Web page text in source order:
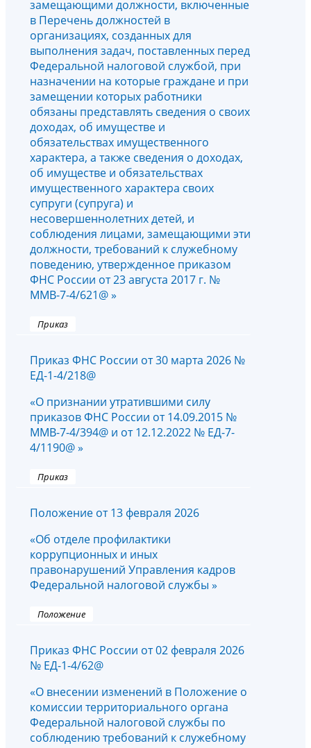
замещающими должности, включенные
в Перечень должностей в
организациях, созданных для
выполнения задач, поставленных перед
Федеральной налоговой службой, при
назначении на которые граждане и при
замещении которых работники
обязаны представлять сведения о своих
доходах, об имуществе и
обязательствах имущественного
характера, а также сведения о доходах,
об имуществе и обязательствах
имущественного характера своих
супруги (супруга) и
несовершеннолетних детей, и
соблюдения лицами, замещающими эти
должности, требований к служебному
поведению, утвержденное приказом
ФНС России от 23 августа 2017 г. №
ММВ-7-4/621@ »
Приказ
Приказ ФНС России от 30 марта 2026 №
ЕД-1-4/218@
«О признании утратившими силу
приказов ФНС России от 14.09.2015 №
ММВ-7-4/394@ и от 12.12.2022 № ЕД-7-
4/1190@ »
Приказ
Положение от 13 февраля 2026
«Об отделе профилактики
коррупционных и иных
правонарушений Управления кадров
Федеральной налоговой службы »
Положение
Приказ ФНС России от 02 февраля 2026
№ ЕД-1-4/62@
«О внесении изменений в Положение о
комиссии территориального органа
Федеральной налоговой службы по
соблюдению требований к служебному